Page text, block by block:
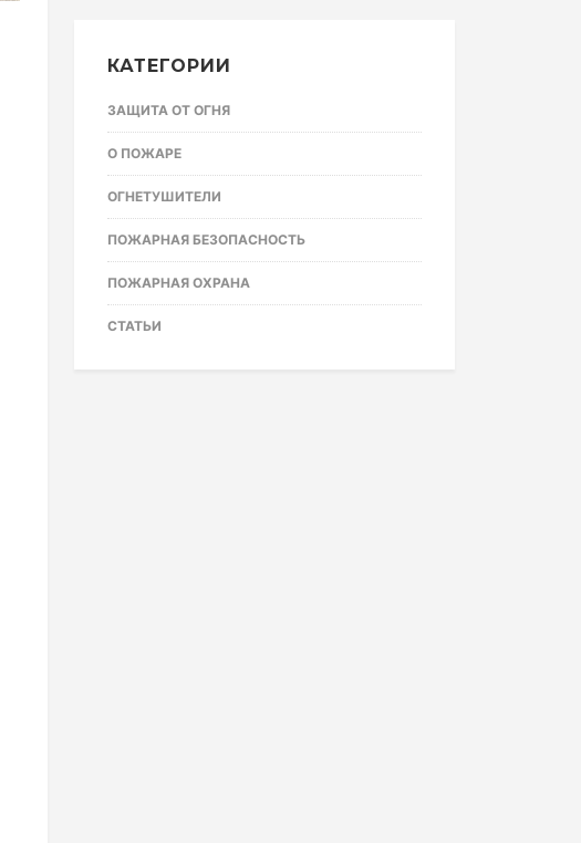
КАТЕГОРИИ
ЗАЩИТА ОТ ОГНЯ
О ПОЖАРЕ
ОГНЕТУШИТЕЛИ
ПОЖАРНАЯ БЕЗОПАСНОСТЬ
ПОЖАРНАЯ ОХРАНА
СТАТЬИ